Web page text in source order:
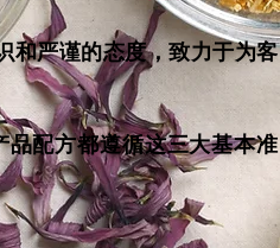
和严谨的态度，致力于为客
配方都遵循这三大基本准